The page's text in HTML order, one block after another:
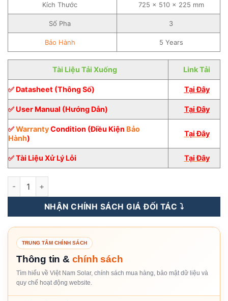
Kích Thước 725 x 510 x 225 mm
Số Pha 3
Bảo Hành 5 Years
Tài Liệu Tải Xuống Link Tải
✅ Datasheet (Thông Số) Tại Đây
✅ User Manual (Hướng Dẫn) Tại Đây
✅WarrantyCondition (Điều Kiện Bảo
Hành)
Tại Đây
✅ Tài Liệu Xử Lý Lỗi Tại Đây
Inverter Hòa Lưới FRONIUS 27KW 3 pha [Giá Sỉ] số lượng
NHẬN CHÍNH SÁCH GIÁ ĐỐI TÁC ⤵️
TRUNG TÂM CHÍNH SÁCH
Thông tin & chính sách
Tìm hiểu về Việt Nam Solar, chính sách mua hàng, bảo mật dữ liệu và
quy chế hoạt động website.